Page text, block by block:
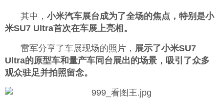
其中， 小米汽车展台成为了全场的焦点，特别是小
米SU7 Ultra首次在车展上亮相。
雷军分享了车展现场的照片， 展示了小米SU7
Ultra的原型车和量产车同台展出的场景，吸引了众多
观众驻足并拍照留念。